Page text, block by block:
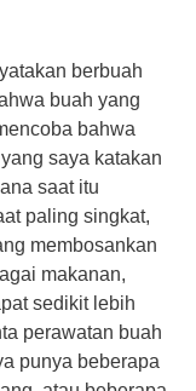
berbuah
buah yang
bahwa
saya katakan
saat itu
paling singkat,
membosankan
makanan,
sedikit lebih
perawatan buah
punya beberapa